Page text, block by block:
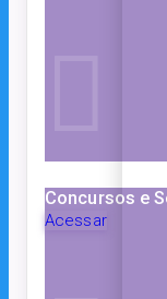
Concursos e
Acessar